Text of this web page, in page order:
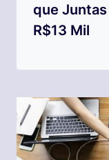
que
R$13 Mil